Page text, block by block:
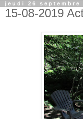
jeudi 26 septembre
15-08-2019